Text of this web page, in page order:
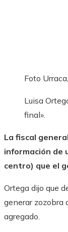
Foto Urraca,
Luisa
final».
La fiscal
información de
centro) que el
Ortega dijo que
generar zozobra
agregado.